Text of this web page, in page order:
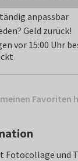
anpassbar
Geld zurück!
vor 15:00 Uhr
Favoriten
Fotocollage und